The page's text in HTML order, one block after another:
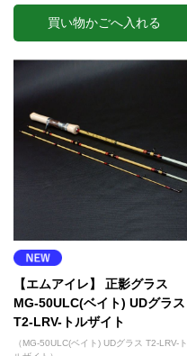
買い物かごへ入れる
【エムアイレ】 正影グラス
MG-50ULC(ベイト) UDグラス
T2-LRV-トルザイト
（MG-50ULC(ベイト) UDグラス T2-LRV-ト